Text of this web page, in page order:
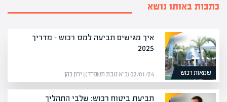
כתבות באותו נושא
שמאות רכוש
איך מגישים תביעה למס רכוש – מדריך
2025
02/01/24 (כ״א טבת תשפ״ד) | ירון כהן
תביעת ביטוח רכוש: שלבי התהליך